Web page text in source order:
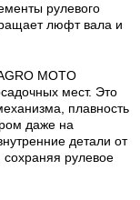
рулевого
люфт вала и
MOTO
мест. Это
плавность
даже на
детали от
сохраняя рулевое